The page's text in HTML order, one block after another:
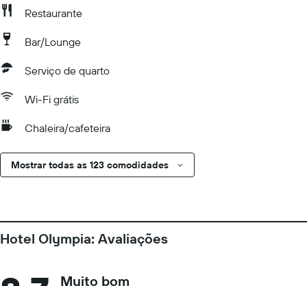
Restaurante
Bar/Lounge
Serviço de quarto
Wi-Fi grátis
Chaleira/cafeteira
Mostrar todas as 123 comodidades
Hotel Olympia: Avaliações
Muito bom